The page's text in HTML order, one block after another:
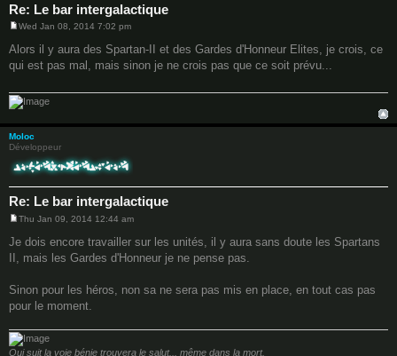
Re: Le bar intergalactique
o
s
t
Wed Jan 08, 2014 7:02 pm
Alors il y aura des Spartan-II et des Gardes d'Honneur Elites, je crois, ce
qui est pas mal, mais sinon je ne crois pas que ce soit prévu...
Moloc
Développeur
Re: Le bar intergalactique
s
Thu Jan 09, 2014 12:44 am
Je dois encore travailler sur les unités, il y aura sans doute les Spartans
II, mais les Gardes d'Honneur je ne pense pas.
Sinon pour les héros, non sa ne sera pas mis en place, en tout cas pas
pour le moment.
Qui suit la voie bénie trouvera le salut... même dans la mort.